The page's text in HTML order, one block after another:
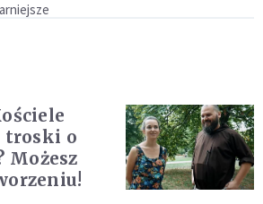
troski o
Możesz